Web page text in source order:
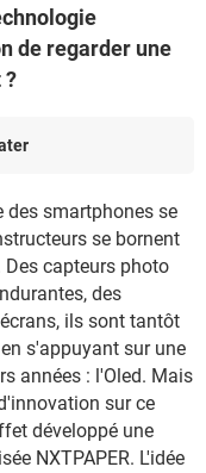
de regarder une
?
des smartphones se
se bornent
capteurs photo
des
ils sont tantôt
s'appuyant sur une
années : l'Oled. Mais
sur ce
développé une
NXTPAPER. L'idée